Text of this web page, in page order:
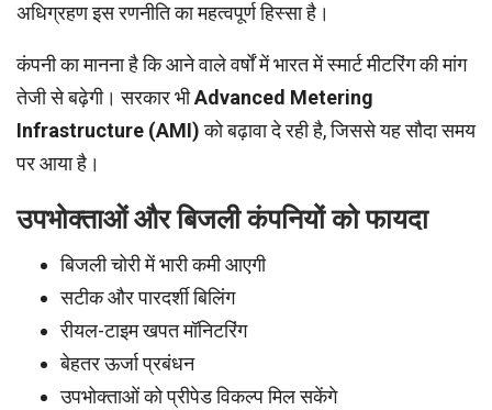
अधिग्रहण इस रणनीति का महत्वपूर्ण हिस्सा है।
कंपनी का मानना है कि आने वाले वर्षों में भारत में स्मार्ट मीटरिंग की मांग
तेजी से बढ़ेगी। सरकार भीAdvanced Metering
Infrastructure (AMI)को बढ़ावा दे रही है, जिससे यह सौदा समय
पर आया है।
उपभोक्ताओं और बिजली कंपनियों को फायदा
बिजली चोरी में भारी कमी आएगी
सटीक और पारदर्शी बिलिंग
रीयल-टाइम खपत मॉनिटरिंग
बेहतर ऊर्जा प्रबंधन
उपभोक्ताओं को प्रीपेड विकल्प मिल सकेंगे